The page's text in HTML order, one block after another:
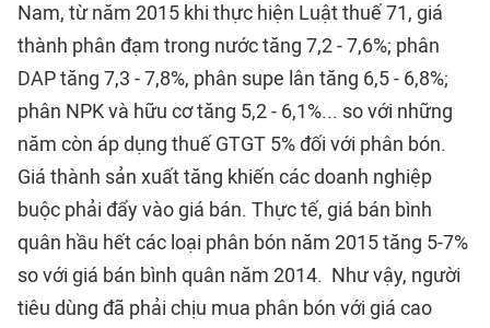
Nam, từ năm 2015 khi thực hiện Luật thuế 71, giá
thành phân đạm trong nước tăng 7,2 - 7,6%; phân
DAP tăng 7,3 - 7,8%, phân supe lân tăng 6,5 - 6,8%;
phân NPK và hữu cơ tăng 5,2 - 6,1%... so với những
năm còn áp dụng thuế GTGT 5% đối với phân bón.
Giá thành sản xuất tăng khiến các doanh nghiệp
buộc phải đẩy vào giá bán. Thực tế, giá bán bình
quân hầu hết các loại phân bón năm 2015 tăng 5-7%
so với giá bán bình quân năm 2014. Như vậy, người
tiêu dùng đã phải chịu mua phân bón với giá cao